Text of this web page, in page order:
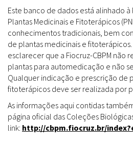
Este banco de dados está alinhado
Plantas Medicinais e Fitoterápicos
conhecimentos tradicionais, bem
de plantas medicinais e
esclarecer que a Fiocruz-CBPM não
plantas para automedicação e não
Qualquer indicação e prescrição de
fitoterápicos deve ser realizada por
As informações aqui contidas
página oficial das Coleções
link: http://cbpm.fiocruz.br/